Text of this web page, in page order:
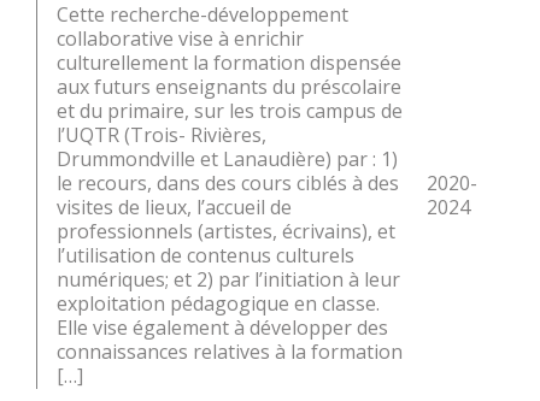
Cette recherche-développement
collaborative vise à enrichir
culturellement la formation dispensée
aux futurs enseignants du préscolaire
et du primaire, sur les trois campus de
l’UQTR (Trois- Rivières,
Drummondville et Lanaudière) par : 1)
le recours, dans des cours ciblés à des
visites de lieux, l’accueil de
professionnels (artistes, écrivains), et
l’utilisation de contenus culturels
numériques; et 2) par l’initiation à leur
exploitation pédagogique en classe.
Elle vise également à développer des
connaissances relatives à la formation
[…]
2020-
2024